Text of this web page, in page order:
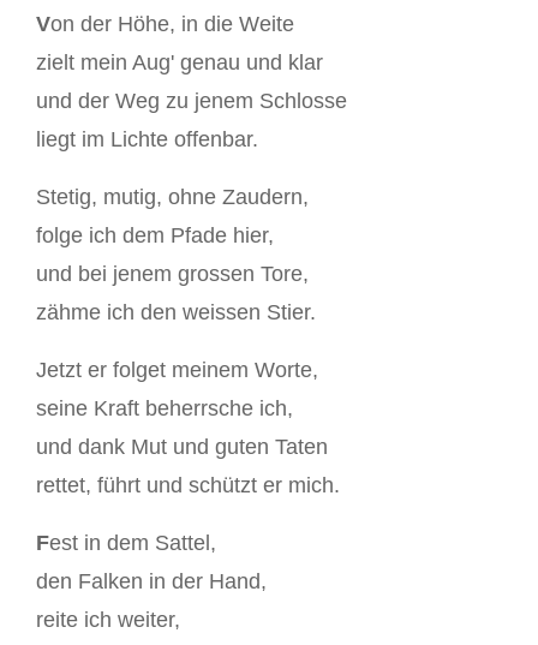
Von der Höhe, in die Weite
zielt mein Aug' genau und klar
und der Weg zu jenem Schlosse
liegt im Lichte offenbar.
Stetig, mutig, ohne Zaudern,
folge ich dem Pfade hier,
und bei jenem grossen Tore,
zähme ich den weissen Stier.
Jetzt er folget meinem Worte,
seine Kraft beherrsche ich,
und dank Mut und guten Taten
rettet, führt und schützt er mich.
Fest in dem Sattel,
den Falken in der Hand,
reite ich weiter,